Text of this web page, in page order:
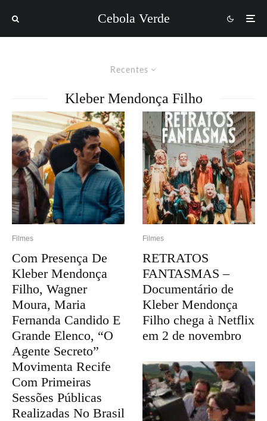
Cebola Verde
Recentes
Kleber Mendonça Filho
Filmes
Com Presença De
Kleber Mendonça
Filho, Wagner
Moura, Maria
Fernanda Candido E
Grande Elenco, “O
Agente Secreto”
Movimenta Recife
Com Primeiras
Sessões Públicas
Realizadas No Brasil
Filmes
RETRATOS
FANTASMAS –
Documentário de
Kleber Mendonça
Filho chega à Netflix
em 2 de novembro